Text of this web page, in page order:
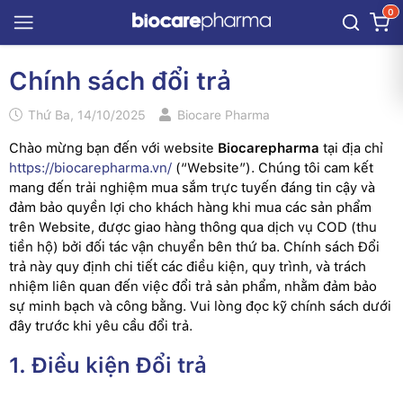
0
Chính sách đổi trả
Thứ Ba, 14/10/2025 Biocare Pharma
Chào mừng bạn đến với website Biocarepharma tại địa chỉ
https://biocarepharma.vn/ (“Website”). Chúng tôi cam kết
mang đến trải nghiệm mua sắm trực tuyến đáng tin cậy và
đảm bảo quyền lợi cho khách hàng khi mua các sản phẩm
trên Website, được giao hàng thông qua dịch vụ COD (thu
tiền hộ) bởi đối tác vận chuyển bên thứ ba. Chính sách Đổi
trả này quy định chi tiết các điều kiện, quy trình, và trách
nhiệm liên quan đến việc đổi trả sản phẩm, nhằm đảm bảo
sự minh bạch và công bằng. Vui lòng đọc kỹ chính sách dưới
đây trước khi yêu cầu đổi trả.
1. Điều kiện Đổi trả